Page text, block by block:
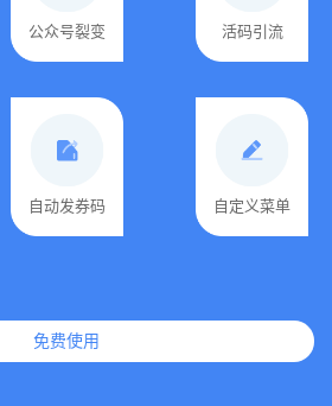
公众号裂变 活码引流
自动发券码 自定义菜单
免费使用